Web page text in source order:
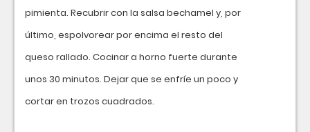
pimienta. Recubrir con la salsa bechamel y, por
último, espolvorear por encima el resto del
queso rallado. Cocinar a horno fuerte durante
unos 30 minutos. Dejar que se enfríe un poco y
cortar en trozos cuadrados.